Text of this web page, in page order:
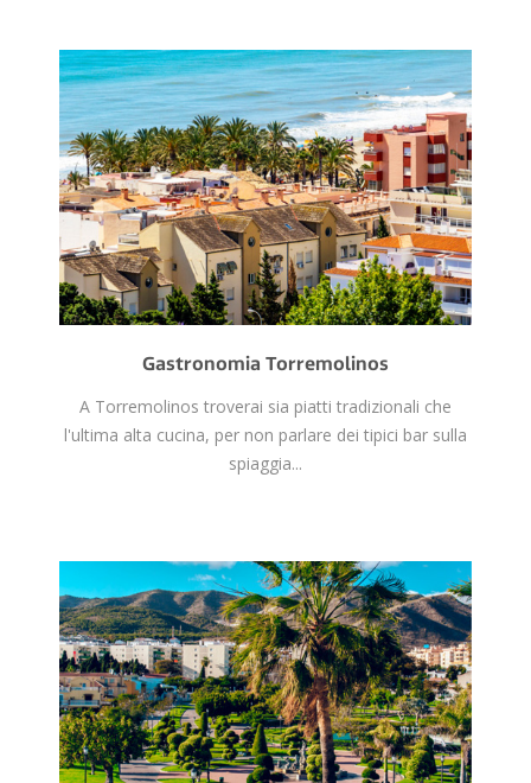
Gastronomia Torremolinos
A Torremolinos troverai sia piatti tradizionali che
l'ultima alta cucina, per non parlare dei tipici bar sulla
spiaggia...